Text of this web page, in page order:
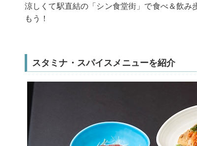
涼しくて駅直結の「シン食堂街」で食べ＆飲み
もう！
スタミナ・スパイスメニューを紹介